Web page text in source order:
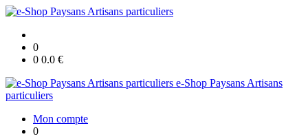
0
0 0.0 €
e-Shop Paysans Artisans
particuliers
Mon compte
0